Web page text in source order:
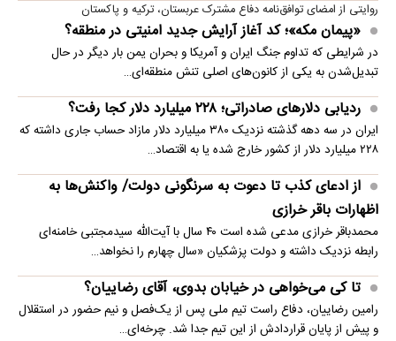
روایتی از امضای توافق‌نامه دفاع مشترک عربستان، ترکیه و پاکستان
«پیمان مکه»؛ کد آغاز آرایش جدید امنیتی در منطقه؟
در شرایطی که تداوم جنگ ایران و آمریکا و بحران یمن بار دیگر در حال
تبدیل‌شدن به یکی از کانون‌های اصلی تنش منطقه‌ای…
ردیابی دلارهای صادراتی؛ ۲۲۸ میلیارد دلار کجا رفت؟
ایران در سه دهه گذشته نزدیک ۳۸۰ میلیارد دلار مازاد حساب جاری داشته که
۲۲۸ میلیارد دلار از کشور خارج شده یا به اقتصاد…
از ادعای کذب تا دعوت به سرنگونی دولت/ واکنش‌ها به
اظهارات باقر خرازی‌
محمدباقر خرازی مدعی شده است ۴۰ سال با آیت‌الله سیدمجتبی خامنه‌ای
رابطه نزدیک داشته و دولت پزشکیان «سال چهارم را نخواهد…
تا کی می‌خواهی در خیابان بدوی، آقای رضاییان؟
رامین رضاییان، دفاع راست تیم ملی پس از یک‌فصل و نیم حضور در استقلال
و پیش از پایان قراردادش از این تیم جدا شد. چرخه‌ای…